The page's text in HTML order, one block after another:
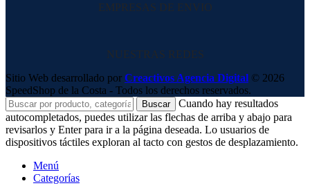
EMPRESAS DE ENVIO
NUESTRAS REDES
Sitio Web desarrollado por Creactivos Agencia Digital © 2026
SpeedShop de la Costa - Todos los derechos reservados.
Buscar
Cuando hay resultados
autocompletados, puedes utilizar las flechas de arriba y abajo para
revisarlos y Enter para ir a la página deseada. Lo usuarios de
dispositivos táctiles exploran al tacto con gestos de desplazamiento.
Menú
Categorías